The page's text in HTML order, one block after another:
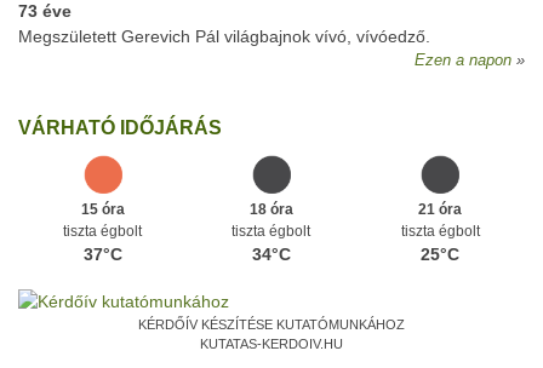
73 éve
Megszületett Gerevich Pál világbajnok vívó, vívóedző.
Ezen a napon
VÁRHATÓ IDŐJÁRÁS
15 óra
tiszta égbolt
37°C
18 óra
tiszta égbolt
34°C
21 óra
tiszta égbolt
25°C
KÉRDŐÍV KÉSZÍTÉSE KUTATÓMUNKÁHOZ
KUTATAS-KERDOIV.HU